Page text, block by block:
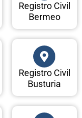
Registro Civil
Bermeo
Registro Civil
Busturia